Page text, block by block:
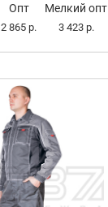
Опт
2 865 р.
Мелкий опт
3 423 р.